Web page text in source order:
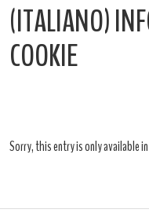
(ITALIANO)
COOKIE
Sorry, this entry is only available in